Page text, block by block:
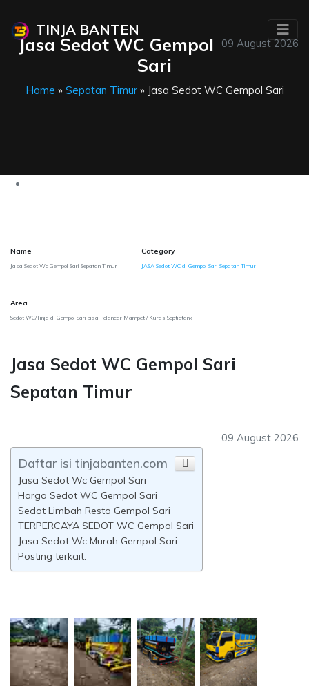
TINJA BANTEN
09 August 2026
Jasa Sedot WC Gempol
Sari
Home » Sepatan Timur» Jasa Sedot WC Gempol Sari
Name
Jasa Sedot Wc Gempol Sari Sepatan Timur
Category
JASA Sedot WC di Gempol Sari Sepatan Timur
Area
Sedot WC/Tinja di Gempol Sari bisa Pelancar Mampet / Kuras Septictank
Jasa Sedot WC Gempol Sari
Sepatan Timur
09 August 2026
Daftar isi tinjabanten.com
Jasa Sedot Wc Gempol Sari
Harga Sedot WC Gempol Sari
Sedot Limbah Resto Gempol Sari
TERPERCAYA SEDOT WC Gempol Sari
Jasa Sedot Wc Murah Gempol Sari
Posting terkait: